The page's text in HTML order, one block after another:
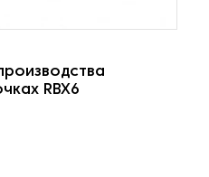
RBX6